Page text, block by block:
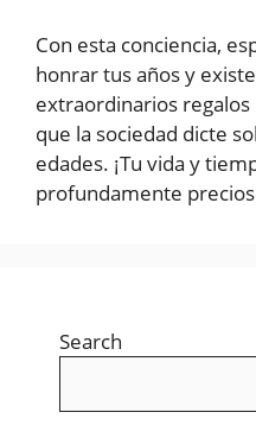
Con esta conciencia,
honrar tus años y
extraordinarios
que la sociedad dicte
edades. ¡Tu vida y
profundamente
Search